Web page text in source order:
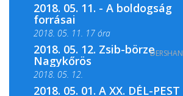
2018. 05. 11. - A boldogság
forrásai
2018. 05. 11. 17 óra
2018. 05. 11. 19 óra
2018. 05. 12. Zsib-börze
Nagykőrös
2018. 05. 12.
2018. 05. 01. A XX. DÉL-PEST
DERSHAN